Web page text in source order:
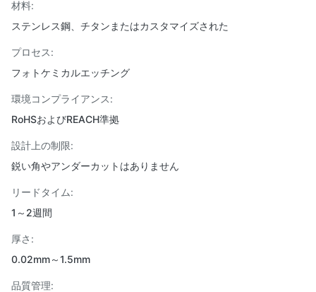
材料:
ステンレス鋼、チタンまたはカスタマイズされた
プロセス:
フォトケミカルエッチング
環境コンプライアンス:
RoHSおよびREACH準拠
設計上の制限:
鋭い角やアンダーカットはありません
リードタイム:
1～2週間
厚さ:
0.02mm～1.5mm
品質管理: